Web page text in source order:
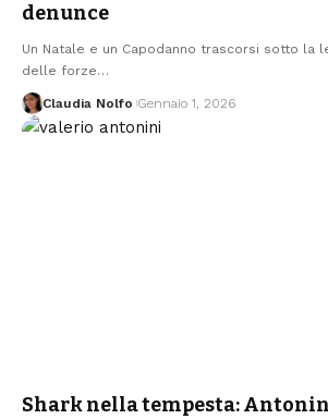
denunce
Un Natale e un Capodanno trascorsi sotto la
delle forze…
Claudia Nolfo Gennaio 1, 2026
Shark nella tempesta: